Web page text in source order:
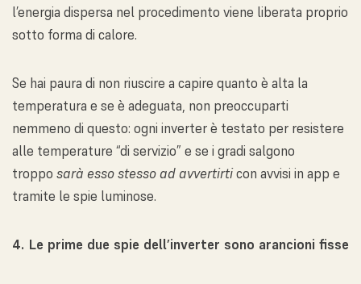
l’energia dispersa nel procedimento viene liberata proprio
sotto forma di calore.
Se hai paura di non riuscire a capire quanto è alta la
temperatura e se è adeguata, non preoccuparti
nemmeno di questo: ogni inverter è testato per resistere
alle temperature “di servizio” e se i gradi salgono
troppo sarà esso stesso ad avvertirticon avvisi in app e
tramite le spie luminose.
4. Le prime due spie dell’inverter sono arancioni fisse